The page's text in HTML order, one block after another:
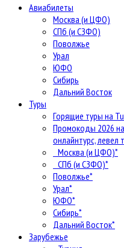
Авиабилеты
Москва (и ЦФО)
СПб (и СЗФО)
Поволжье
Урал
ЮФО
Сибирь
Дальний Восток
Туры
Горящие туры на
Промокоды 2026
онлайнтурс, левел
Москва (и ЦФО)*
СПб (и СЗФО)*
Поволжье*
Урал*
ЮФО*
Сибирь*
Дальний Восток*
Зарубежье